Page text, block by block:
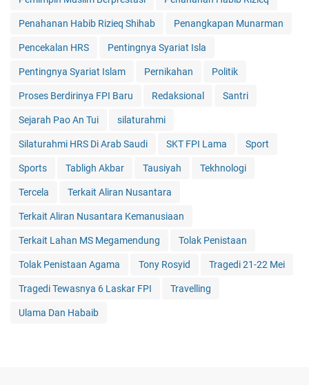
Penahanan Habib Rizieq Shihab Penangkapan Munarman
Pencekalan HRS Pentingnya Syariat Isla
Pentingnya Syariat Islam Pernikahan Politik
Proses Berdirinya FPI Baru Redaksional Santri
Sejarah Pao An Tui silaturahmi
Silaturahmi HRS Di Arab Saudi SKT FPI Lama Sport
Sports Tabligh Akbar Tausiyah Tekhnologi
Tercela Terkait Aliran Nusantara
Terkait Aliran Nusantara Kemanusiaan
Terkait Lahan MS Megamendung Tolak Penistaan
Tolak Penistaan Agama Tony Rosyid Tragedi 21-22 Mei
Tragedi Tewasnya 6 Laskar FPI Travelling
Ulama Dan Habaib